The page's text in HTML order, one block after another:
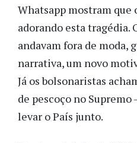
Whatsapp mostram que
adorando esta tragédia.
andavam fora de moda,
narrativa, um novo
Já os bolsonaristas
de pescoço no Supremo
levar o País junto.